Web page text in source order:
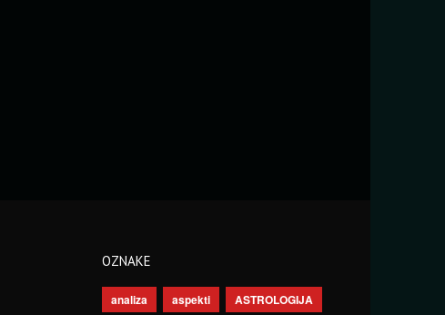
OZNAKE
analiza aspekti
ASTROLOGIJA